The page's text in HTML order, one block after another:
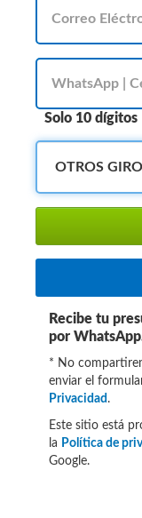
Solo 10 dígitos
Recibe tu
por
* No
enviar el
Privacidad .
Este sitio está
la Política de
Google.